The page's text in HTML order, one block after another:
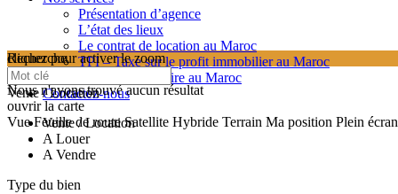
Présentation d’agence
L’état des lieux
Le contrat de location au Maroc
TPI – Taxe sur le profit immobilier au Maroc
Les frais de notaire au Maroc
Contactez-nous
cliquez pour activer le zoom
searching...
Nous n'avons trouvé aucun résultat
ouvrir la carte
Vue Feuille de route Satellite Hybride Terrain Ma position Plein écran
Recherche
Vente / Location
Vente / Location
A Louer
A Vendre
Type du bien